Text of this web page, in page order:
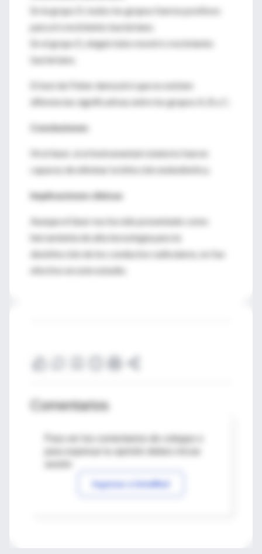
En le grupo D, todos los grupos fueron positivos
para el crecimiento bacteriano.
En el grupo E, ningún tubo mostró crecimiento
bacteriano.
El test de Fisher demostró que no existen
diferencias significativas entre los grupos A, B y C.
Conclusiones
Ni el láser ,ni el instrumental rotatorio fueron
capaces de eliminar la infección endodóntica.
Implicaciones clínicas
Aunque el láser nos ha sido presentado como
herramienta de alta tecnología para la
desinfección de los conductos radiculares, no fue
efectivo en este estudio.
Comentarios
Para ver los comentarios de colegas o
Ingresar a IntraMed